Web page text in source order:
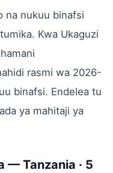
na nukuu binafsi
Kwa Ukaguzi
rasmi wa 2026-
binafsi. Endelea tu
ya mahitaji ya
— Tanzania · 5